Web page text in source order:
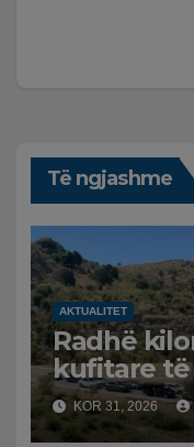
Të ngjashme
AKTUALITET
Radhë
kufitare të
greke
sistem,
KOR 31, 2026